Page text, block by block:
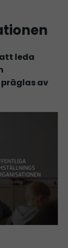
leda
av